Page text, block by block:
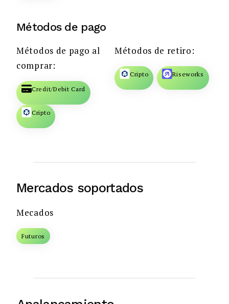
Métodos de pago
Métodos de pago al
comprar:
Credit/Debit Card
Cripto
Métodos de retiro:
Cripto Riseworks
Mercados soportados
Mecados
Futuros